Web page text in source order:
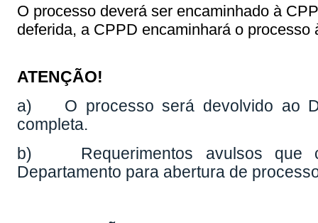
O processo deverá ser encaminhado à
deferida, a CPPD encaminhará o
ATENÇÃO!
a) O processo será devolvido ao
completa.
b) Requerimentos avulsos que
Departamento para abertura de